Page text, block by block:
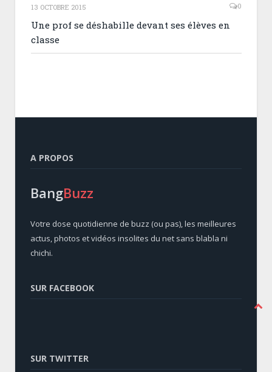
13 OCTOBRE 2015 0
Une prof se déshabille devant ses élèves en
classe
A PROPOS
BangBuzz
Votre dose quotidienne de buzz (ou pas), les meilleures
actus, photos et vidéos insolites du net sans blabla ni
chichi.
SUR FACEBOOK
SUR TWITTER